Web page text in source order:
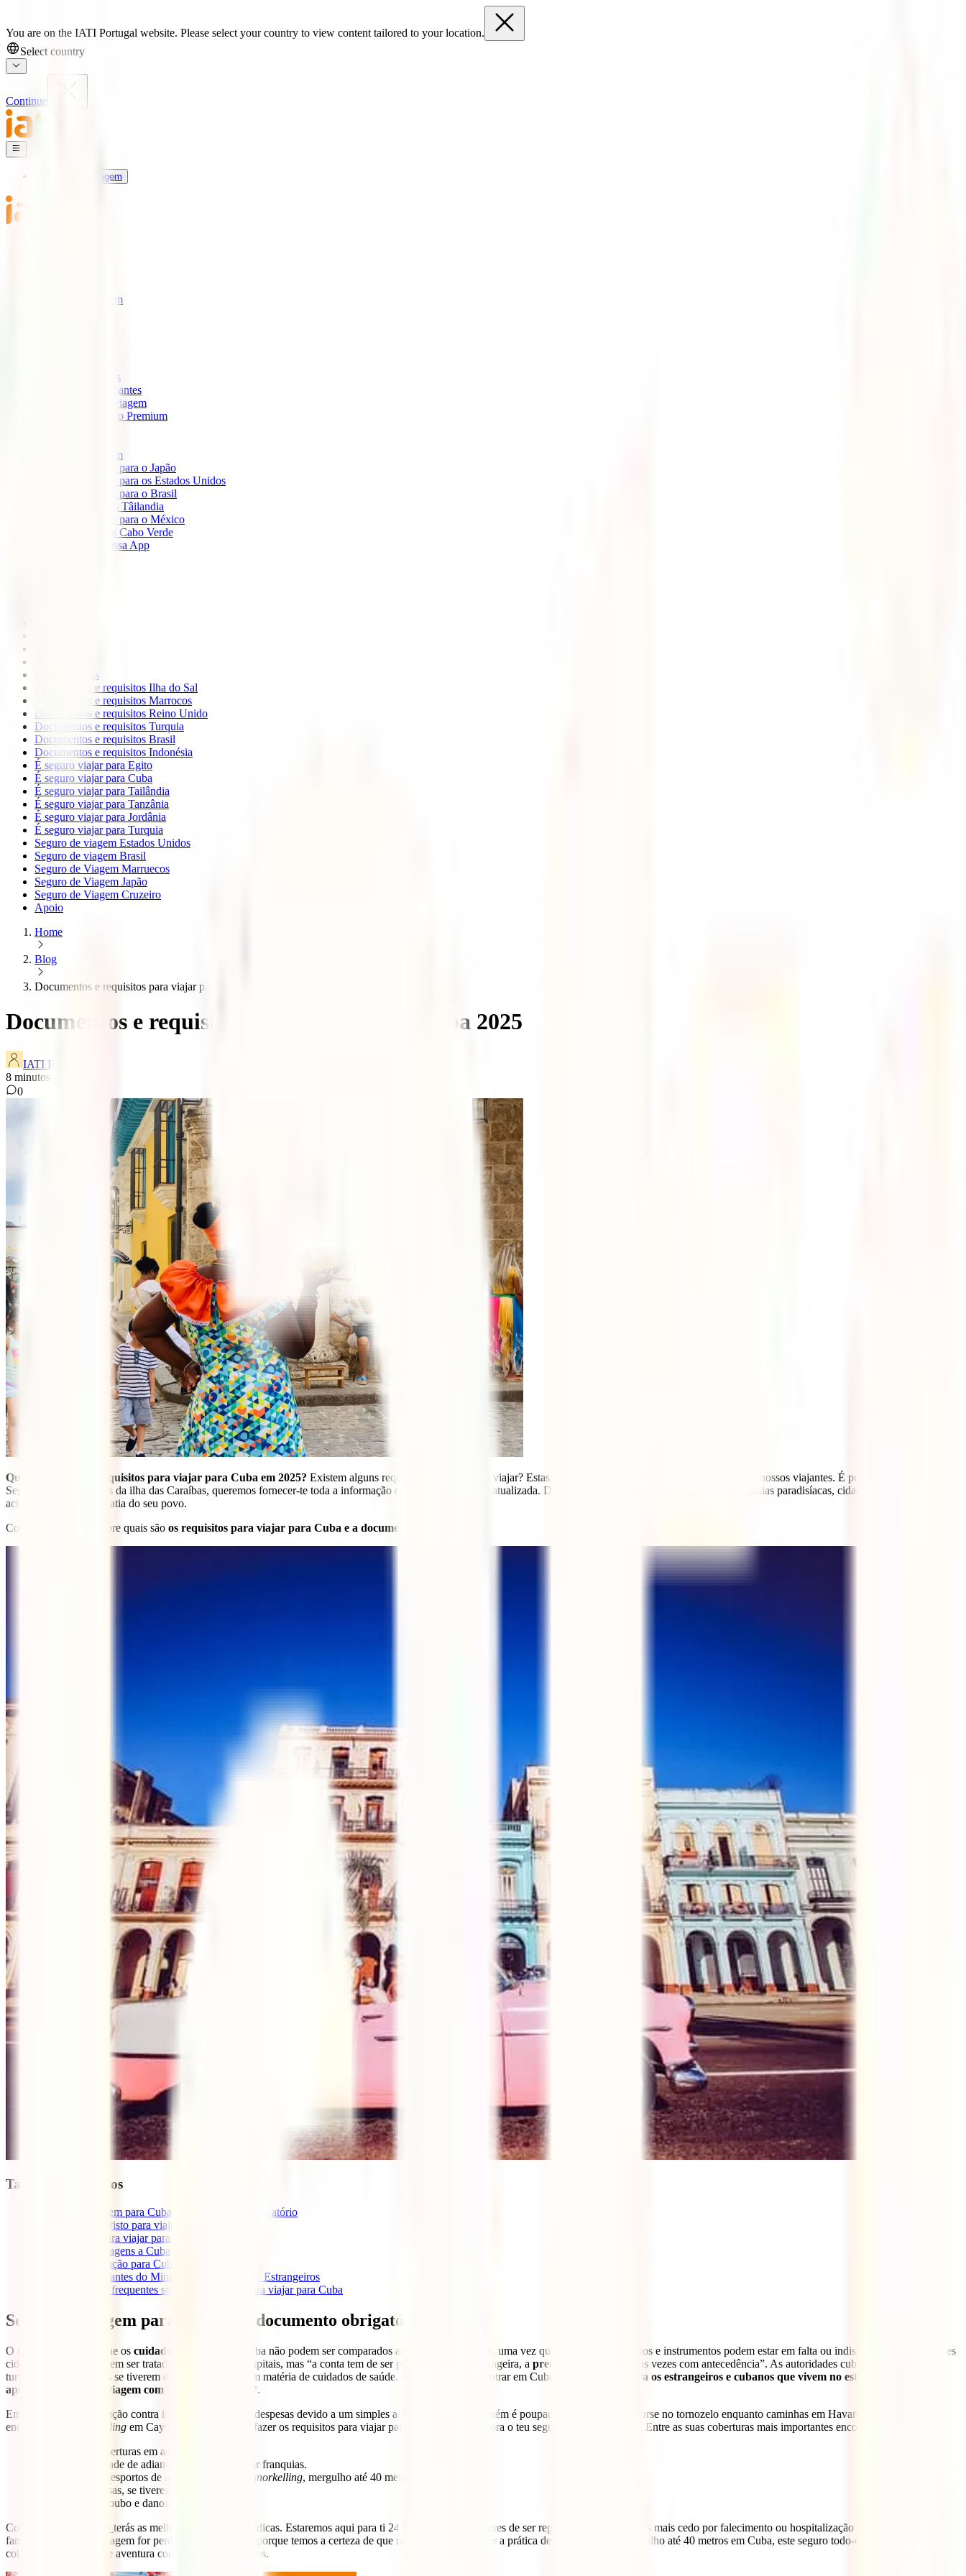
You are on the IATI Portugal website. Please select your country to view content tailored to your location.
Select country
Continue
Seguros de Viagem
Seguros de Viagem
IATI Escapadinhas
IATI Grandes Viajantes
IATI Anual Multiviagem
IATI Cancelamento Premium
Seguros de Viagem
Seguro de viagem para o Japão
Seguro de viagem para os Estados Unidos
Seguro de viagem para o Brasil
Seguro de Viagem Tâilandia
Seguro de viagem para o México
Seguro de viagem Cabo Verde
Descarregue a nossa App
todos os blogs
Documentos e requisitos Ilha do Sal
Documentos e requisitos Marrocos
Documentos e requisitos Reino Unido
Documentos e requisitos Turquia
Documentos e requisitos Brasil
Documentos e requisitos Indonésia
É seguro viajar para Egito
É seguro viajar para Cuba
É seguro viajar para Tailândia
É seguro viajar para Tanzânia
É seguro viajar para Jordânia
É seguro viajar para Turquia
Seguro de viagem Estados Unidos
Seguro de viagem Brasil
Seguro de Viagem Marruecos
Seguro de Viagem Japão
Seguro de Viagem Cruzeiro
Apoio
Home
Blog
Documentos e requisitos para viajar para cuba
Documentos e requisitos para viajar para Cuba 2025
IATI Blog
8 minutos de leitura
0
Que documentos e requisitos para viajar para Cuba em 2025? Existem alguns requisitos especiais para viajar? Estas são algumas das questões que recebemos dos nossos viajantes. É por isso que, na IATI
Seguros, como amantes da ilha das Caraíbas, queremos fornecer-te toda a informação de uma forma clara e atualizada. Daqui a pouco já estarás a desfrutar das suas praias paradisíacas, cidades encantadoras e,
acima de tudo, da simpatia do seu povo.
Continua a ler e descobre quais são os requisitos para viajar para Cuba e a documentação necessária.
Tabla de contenidos
Seguro de viagem para Cuba, um documento obrigatório
Preciso de um visto para viajar para Cuba?
Documentos para viajar para Cuba agora
Vacinas para viagens a Cuba
Carta de Condução para Cuba
Registo de Viajantes do Ministério dos Negócios Estrangeiros
Perguntas mais frequentes sobre documentos para viajar para Cuba
Seguro de viagem para Cuba, um documento obrigatório
O ministério salienta que os cuidados de saúde
em Cuba não podem ser comparados aos padrões europeus, uma vez que certos medicamentos e instrumentos podem estar em falta ou indisponíveis. Nas grandes
cidades, os turistas podem ser tratados em melhores hospitais, mas “a conta tem de ser paga em moeda estrangeira, a preços elevados
e muitas vezes com antecedência”. As autoridades cubanas proíbem os
turistas de deixar o país se tiverem dívidas pendentes em matéria de cuidados de saúde. Além disso, “para entrar em Cuba,
é obrigatório para os estrangeiros e cubanos que vivem no estrangeiro ter uma
apólice de seguro de viagem com cobertura médica
“.
Em suma, como precaução contra incorrer em grandes despesas devido a um simples acidente do qual ninguém é poupado (imagina uma entorse no tornozelo enquanto caminhas em Havana ou um corte
enquanto fazes
snorkelling em Cayo Coco) e para satisfazer os requisitos para viajar para Cuba, contrata agora o teu seguro,
. Entre as suas coberturas mais importantes encontram-se:
As melhores coberturas em assistência médica.
Não há necessidade de adiantar dinheiro ou pagar franquias.
Cobertura para desportos de aventura tais como
snorkelling, mergulho até 40 metros ou caminhadas.
100% das despesas, se tiveres de ser repatriado.
Cobertura para roubo e danos na bagagem.
Com o
terás as melhores coberturas médicas. Estaremos aqui para ti 24 horas por dia se tiveres de ser repatriado, se regressares mais cedo por falecimento ou hospitalização de um membro da
família, ou se a tua bagagem for perdida ou roubada. E porque temos a certeza de que não vais querer perder a prática de
ou mergulho até 40 metros em Cuba, este seguro todo-o-terreno também te
cobre para desportos de aventura como estes, entre outros.